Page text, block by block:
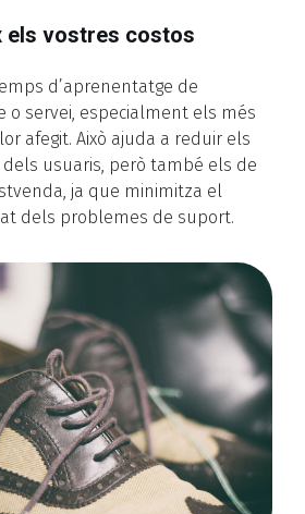
els vostres costos
d’aprenentatge de
o servei, especialment els més
afegit. Això ajuda a reduir els
usuaris, però també els de
ja que minimitza el
dels problemes de suport.